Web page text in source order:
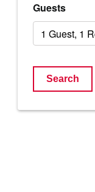
Guests
Search